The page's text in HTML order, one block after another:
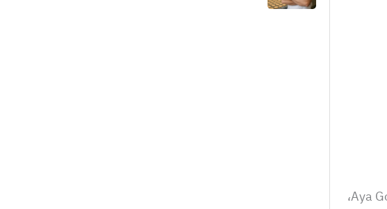
هل تبحث عن تحدٍّ جديد وفرصة للانضمام إلى شركة رائدة في مجال التعدين؟ Aya Gold & Silver،